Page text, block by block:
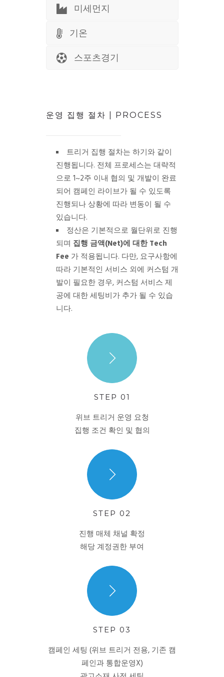
미세먼지
기온
스포츠경기
운영 집행 절차 | PROCESS
트리거 집행 절차는 하기와 같이
진행됩니다. 전체 프로세스는 대략적
으로 1~2주 이내 협의 및 개발이 완료
되어 캠페인 라이브가 될 수 있도록
진행되나 상황에 따라 변동이 될 수
있습니다.
정산은 기본적으로 월단위로 진행
되며 집행 금액(Net)에 대한Tech
Fee 가 적용됩니다. 다만, 요구사항에
따라 기본적인 서비스 외에 커스텀 개
발이 필요한 경우, 커스텀 서비스 제
공에 대한 세팅비가 추가 될 수 있습
니다.
STEP 01
위브 트리거 운영 요청
집행 조건 확인 및 협의
STEP 02
진행 매체 채널 확정
해당 계정권한 부여
STEP 03
캠페인 세팅 (위브 트리거 전용, 기존 캠
페인과 통합운영X)